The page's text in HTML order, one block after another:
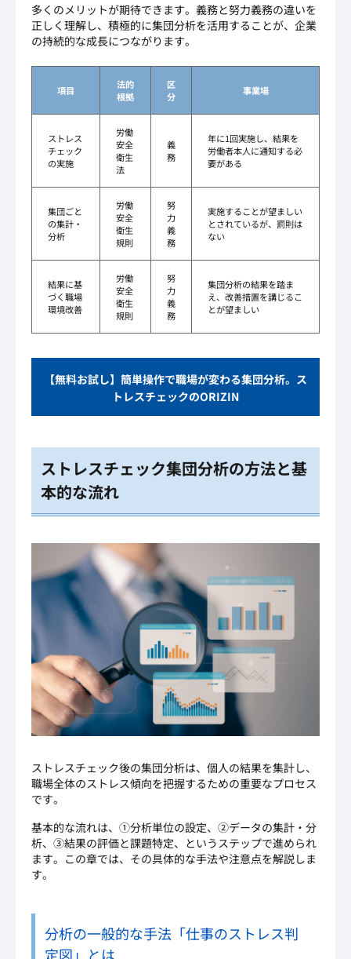
多くのメリットが期待できます。義務と努力義務の違いを
正しく理解し、積極的に集団分析を活用することが、企業
の持続的な成長につながります。
項目
法的
根拠
区
分
事業場
ストレス
チェック
の実施
労働
安全
衛生
法
義
務
年に1回実施し、結果を
労働者本人に通知する必
要がある
集団ごと
の集計・
分析
労働
安全
衛生
規則
努
力
義
務
実施することが望ましい
とされているが、罰則は
ない
結果に基
づく職場
環境改善
労働
安全
衛生
規則
努
力
義
務
集団分析の結果を踏ま
え、改善措置を講じるこ
とが望ましい
【無料お試し】簡単操作で職場が変わる集団分析。ス
トレスチェックのORIZIN
ストレスチェック集団分析の方法と基
本的な流れ
ストレスチェック後の集団分析は、個人の結果を集計し、
職場全体のストレス傾向を把握するための重要なプロセス
です。
基本的な流れは、①分析単位の設定、②データの集計・分
析、③結果の評価と課題特定、というステップで進められ
ます。この章では、その具体的な手法や注意点を解説しま
す。
分析の一般的な手法「仕事のストレス判
定図」とは